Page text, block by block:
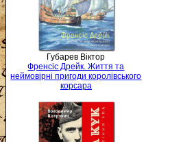
Губарев Віктор
Френсіс Дрейк. Життя та
неймовірні пригоди королівського
корсара